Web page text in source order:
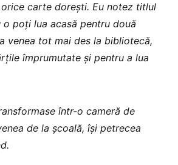
carte dorești. Eu notez titlul
poți lua acasă pentru două
venea tot mai des la bibliotecă,
împrumutate și pentru a lua
într-o cameră de
de la școală, își petrecea